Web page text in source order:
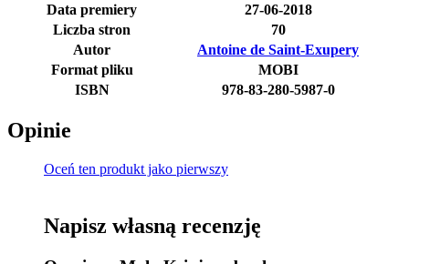
Data premiery
27-06-2018
Liczba stron
70
Autor
Antoine de Saint-Exupery
Format pliku
MOBI
ISBN
978-83-280-5987-0
Opinie
Oceń ten produkt jako pierwszy
Napisz własną recenzję